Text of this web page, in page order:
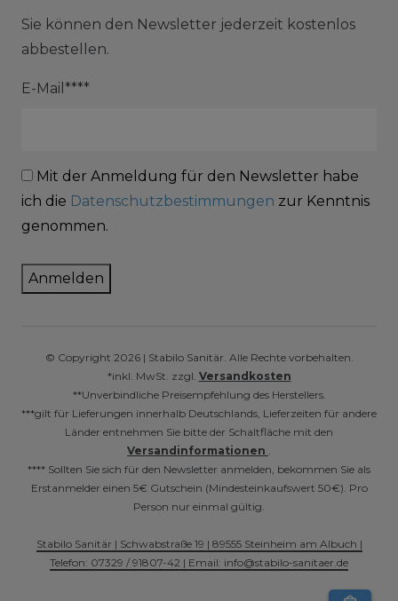
Sie können den Newsletter jederzeit kostenlos
abbestellen.
E-Mail****
Mit der Anmeldung für den Newsletter habe
ich die Datenschutzbestimmungen zur Kenntnis
genommen.
Anmelden
© Copyright 2026 | Stabilo Sanitär. Alle Rechte vorbehalten.
*inkl. MwSt. zzgl. Versandkosten
**Unverbindliche Preisempfehlung des Herstellers.
***gilt für Lieferungen innerhalb Deutschlands, Lieferzeiten für andere
Länder entnehmen Sie bitte der Schaltfläche mit den
Versandinformationen .
**** Sollten Sie sich für den Newsletter anmelden, bekommen Sie als
Erstanmelder einen 5€ Gutschein (Mindesteinkaufswert 50€). Pro
Person nur einmal gültig.
Stabilo Sanitär | Schwabstraße 19 | 89555 Steinheim am Albuch |
Telefon: 07329 / 91807-42 | Email: info@stabilo-sanitaer.de